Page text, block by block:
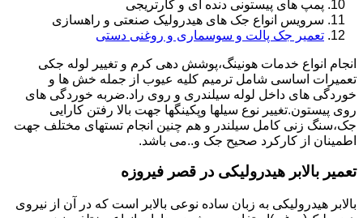
پمپ های پیستونی دنده ای و کارتریجی
سرویس انواع جک های هیدرولیک صنعتی و راهسازی
تعمیر جک پالت و سوسماری و روغنی دستی
انجام انواع خدمات هونینگ،پوشش دهی کرم و تغییر لوله جکی
تعمیرات اساسی شامل ترمیم کلیه عیوب از جمله خش ها و
خوردگی های داخل لوله سیلندری و روی راد.ضربه خوردگی های
روی پیستون.تغییر نوع سیلها وپکینگها جهت بالا رفتن کارایی
جک،سنگ زنی کامل سیلندر و هم چنین انجام تستهای مختلف جهت
اطمینان از کارکرد صحیح جک و..می باشد.
تعمیر بالابر هیدرولیکی در قصر فیروزه
بالابر هیدرولیکی به زبان ساده نوعی بالابر است که در آن از نیروی